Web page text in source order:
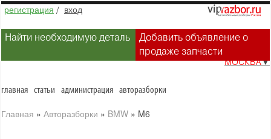
регистрация / вход
Найти необходимую деталь
Добавить объявление о
продаже запчасти
МОСКВА▼
главная статьи администрация авторазборки
Главная » Авторазборки » BMW » M6